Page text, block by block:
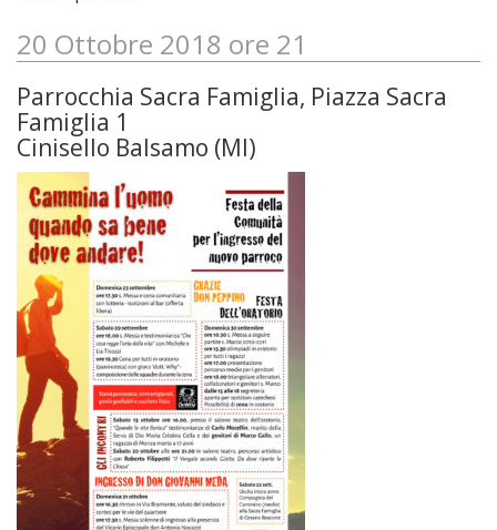
20 Ottobre 2018 ore 21
Parrocchia Sacra Famiglia, Piazza Sacra
Famiglia 1
Cinisello Balsamo (MI)